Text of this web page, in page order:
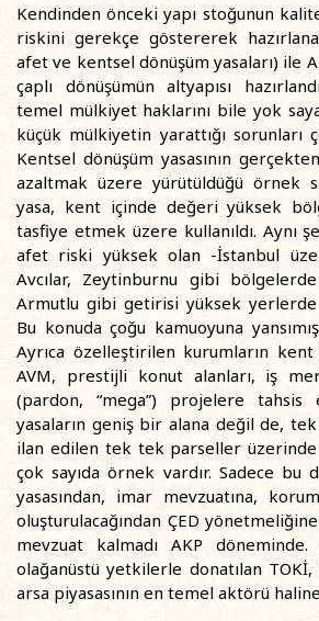
Kendinden önceki yapı stoğunun
riskini gerekçe göstererek
afet ve kentsel dönüşüm yasaları) ile
çaplı dönüşümün altyapısı
temel mülkiyet haklarını bile yok
küçük mülkiyetin yarattığı sorunları
Kentsel dönüşüm yasasının
azaltmak üzere yürütüldüğü örnek
yasa, kent içinde değeri yüksek
tasfiye etmek üzere kullanıldı. Aynı
afet riski yüksek olan -İstanbul
Avcılar, Zeytinburnu gibi
Armutlu gibi getirisi yüksek yerlerde
Bu konuda çoğu kamuoyuna
Ayrıca özelleştirilen kurumların
AVM, prestijli konut alanları, iş
(pardon, “mega”) projelere tahsis
yasaların geniş bir alana değil de,
ilan edilen tek tek parseller üzerinde
çok sayıda örnek vardır. Sadece bu
yasasından, imar mevzuatına,
oluşturulacağından ÇED
mevzuat kalmadı AKP
olağanüstü yetkilerle donatılan
arsa piyasasının en temel aktörü